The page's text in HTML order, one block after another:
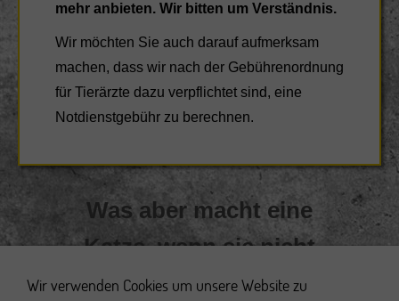
mehr anbieten. Wir bitten um Verständnis.
Wir möchten Sie auch darauf aufmerksam
machen, dass wir nach der Gebührenordnung
für Tierärzte dazu verpflichtet sind, eine
Notdienstgebühr zu berechnen.
Was aber macht eine
Katze, wenn sie nicht
schläft, sich nicht putzt
Wir verwenden Cookies um unsere Website zu